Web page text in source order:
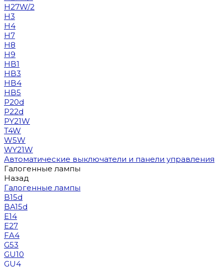
H27W/2
H3
H4
H7
H8
H9
HB1
HB3
HB4
HB5
P20d
P22d
PY21W
T4W
W5W
WY21W
Автоматические выключатели и панели управления
Галогенные лампы
Назад
Галогенные лампы
B15d
BA15d
E14
E27
FA4
G53
GU10
GU4